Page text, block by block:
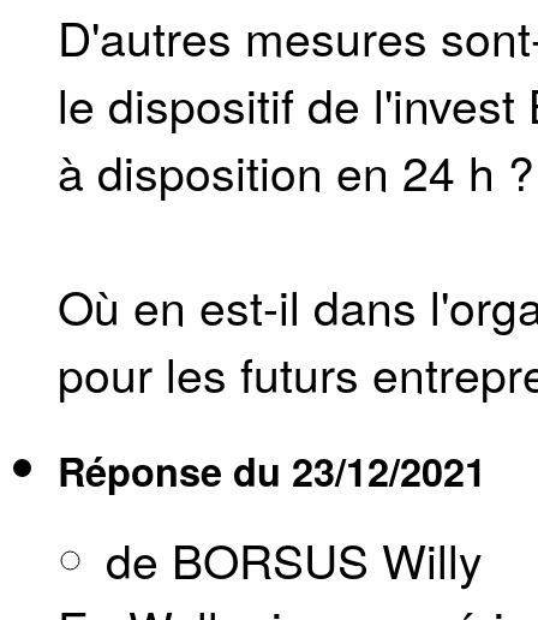
D'autres mesures
le dispositif de
à disposition en 24 h ?
Où en est-il dans
pour les futurs
Réponse du 23/12/2021
de BORSUS Willy